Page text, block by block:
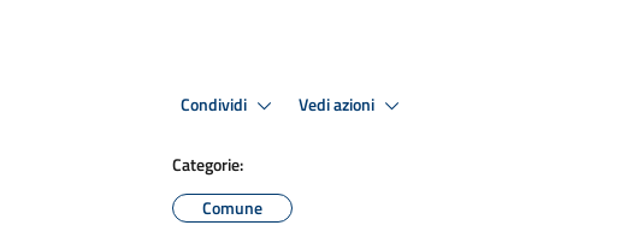
Condividi Vedi azioni
Categorie:
Comune